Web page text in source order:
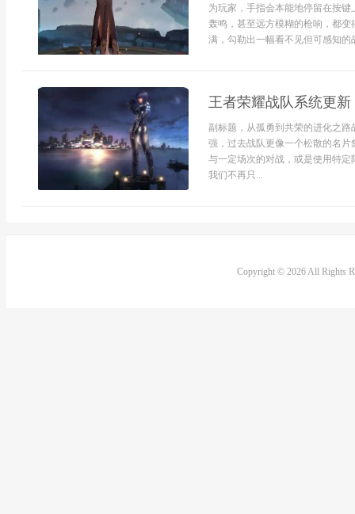
为玩家，手指会本能地停留在按
轰鸣，甚至远方模糊的枪响，都
满，勾勒出一幅看不见但可感知的
王者荣耀战队系统更
副标题，从孤勇到共荣的进化之
强，过去战队更像一个松散的名
与一定场次的对战，或是使用特
我们不再只...
Copyright © 2026 All Rights